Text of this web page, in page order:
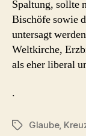
Spaltung, sollte
Bischöfe sowie
untersagt
Weltkirche,
als eher liberal
.
Schlagwörter
Glaube,